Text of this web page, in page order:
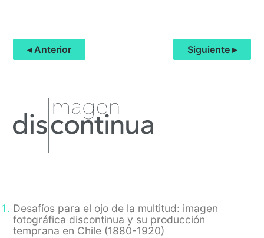
◂ Anterior Siguiente ▸
Primary
Sidebar
Desafíos para el ojo de la multitud: imagen
fotográfica discontinua y su producción
temprana en Chile (1880-1920)